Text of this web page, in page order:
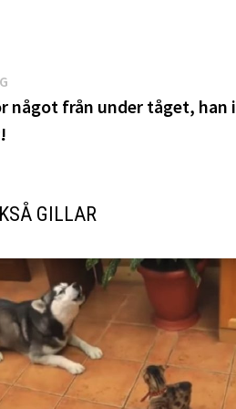
inlägg:
något från under tåget,
GILLAR